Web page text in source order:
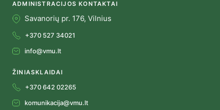
ADMINISTRACIJOS KONTAKTAI
Savanorių pr. 176, Vilnius
+370 527 34021
info@vmu.lt
ŽINIASKLAIDAI
+370 642 02265
komunikacija@vmu.lt